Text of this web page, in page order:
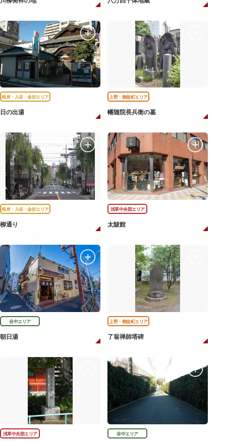
根岸・入谷・金杉エリア
日の出湯
上野・御徒町エリア
幡随院長兵衛の墓
根岸・入谷・金杉エリア
柳通り
浅草中央部エリア
太皷館
谷中エリア
朝日湯
上野・御徒町エリア
了翁禅師塔碑
浅草中央部エリア 谷中エリア